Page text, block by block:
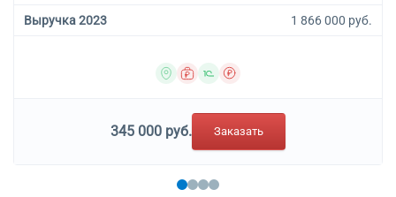
Выручка 2023 1 866 000 руб.
345 000 руб. Заказать